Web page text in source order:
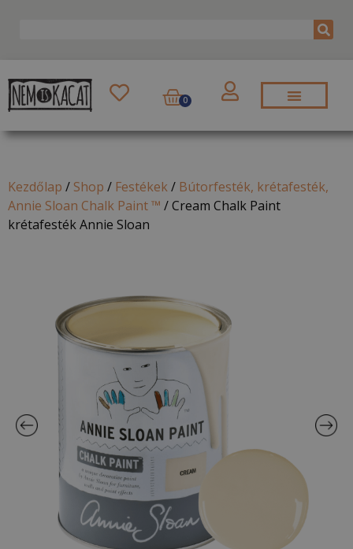
0
Kezdőlap / Shop / Festékek/ Bútorfesték, krétafesték,
Annie Sloan Chalk Paint ™ /Cream Chalk Paint
krétafesték Annie Sloan